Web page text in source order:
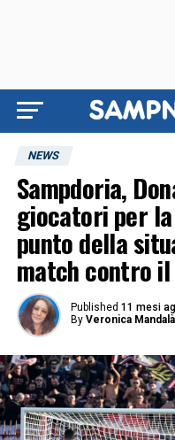
NEWS
Sampdoria,
giocatori per
punto della
match contro
Published 11 mesi
By Veronica Mandalà